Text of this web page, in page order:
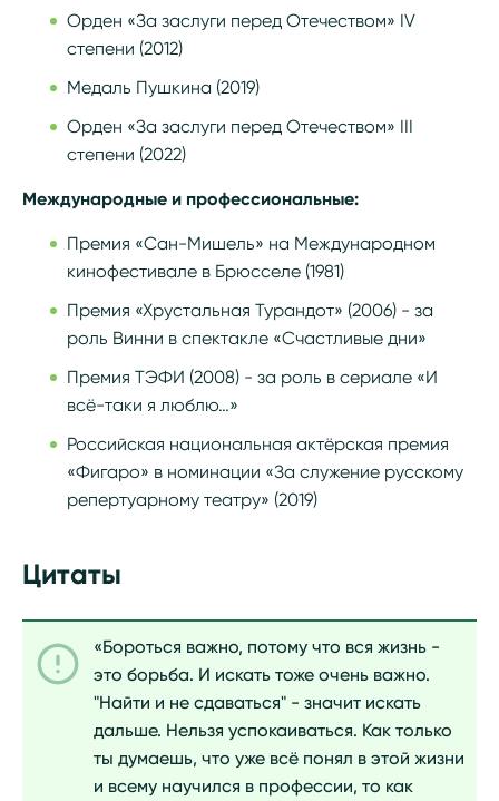
Орден «За заслуги перед Отечеством» IV
степени (2012)
Медаль Пушкина (2019)
Орден «За заслуги перед Отечеством» III
степени (2022)
Международные и профессиональные:
Премия «Сан-Мишель» на Международном
кинофестивале в Брюсселе (1981)
Премия «Хрустальная Турандот» (2006) - за
роль Винни в спектакле «Счастливые дни»
Премия ТЭФИ (2008) - за роль в сериале «И
всё-таки я люблю…»
Российская национальная актёрская премия
«Фигаро» в номинации «За служение русскому
репертуарному театру» (2019)
Цитаты
«Бороться важно, потому что вся жизнь -
это борьба. И искать тоже очень важно.
"Найти и не сдаваться" - значит искать
дальше. Нельзя успокаиваться. Как только
ты думаешь, что уже всё понял в этой жизни
и всему научился в профессии, то как